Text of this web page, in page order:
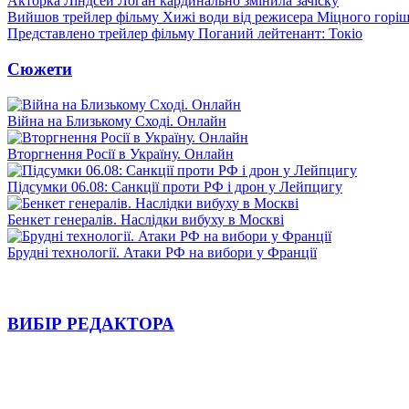
Вийшов трейлер фільму Хижі води від режисера Міцного
Представлено трейлер фільму Поганий лейтенант: Токіо
Сюжети
Війна на Близькому Сході. Онлайн
Вторгнення Росії в Україну. Онлайн
Підсумки 06.08: Санкції проти РФ і дрон у Лейпцигу
Бенкет генералів. Наслідки вибуху в Москві
Брудні технології. Атаки РФ на вибори у Франції
ВИБІР РЕДАКТОРА